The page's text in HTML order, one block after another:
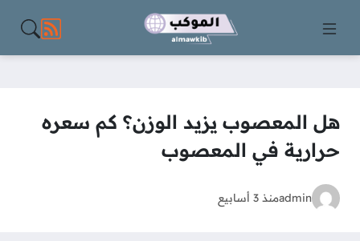
مواقع
هل المعصوب يزيد الوزن؟ كم سعره
حرارية في المعصوب
adminمنذ 3 أسابيع